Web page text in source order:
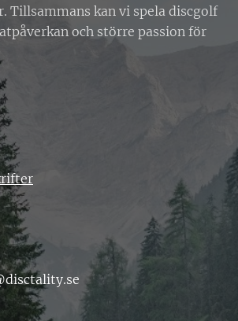
Tillsammans kan vi spela discgolf
och större passion för